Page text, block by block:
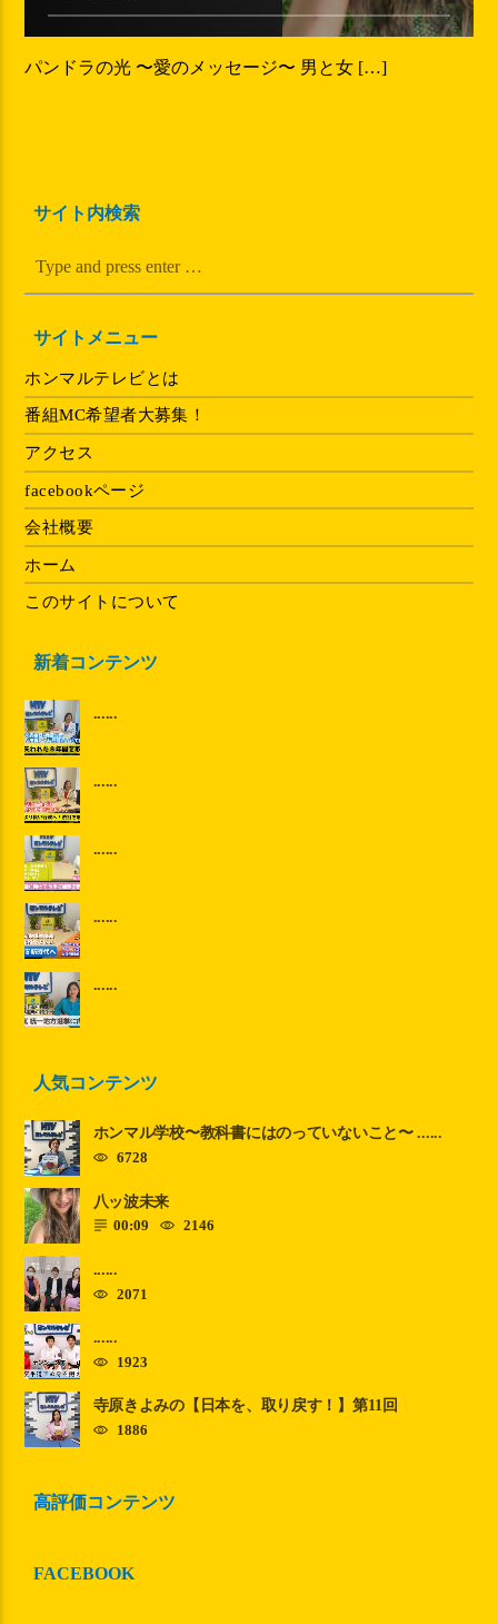
パンドラの光 〜愛のメッセージ〜 男と女 […]
サイト内検索
サイトメニュー
ホンマルテレビとは
番組MC希望者大募集！
アクセス
facebookページ
会社概要
ホーム
このサイトについて
新着コンテンツ
......
......
......
......
......
人気コンテンツ
ホンマル学校〜教科書にはのっていないこと〜 ......
6728
八ッ波未来
00:09
2146
......
2071
......
1923
寺原きよみの【日本を、取り戻す！】第11回
1886
高評価コンテンツ
FACEBOOK